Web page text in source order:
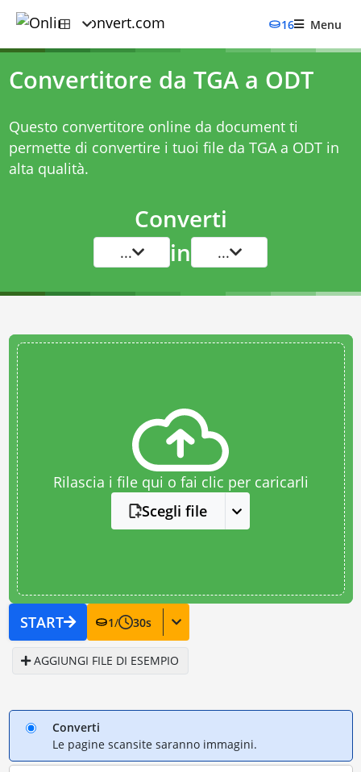
16 Menu
Convertitore da TGA a ODT
Questo convertitore online da document ti
permette di convertire i tuoi file da TGA a ODT in
alta qualità.
Converti
... in ...
Rilascia i file qui o fai clic per caricarli
Scegli file
START 1/ 30s
AGGIUNGI FILE DI ESEMPIO
Converti
Le pagine scansite saranno immagini.